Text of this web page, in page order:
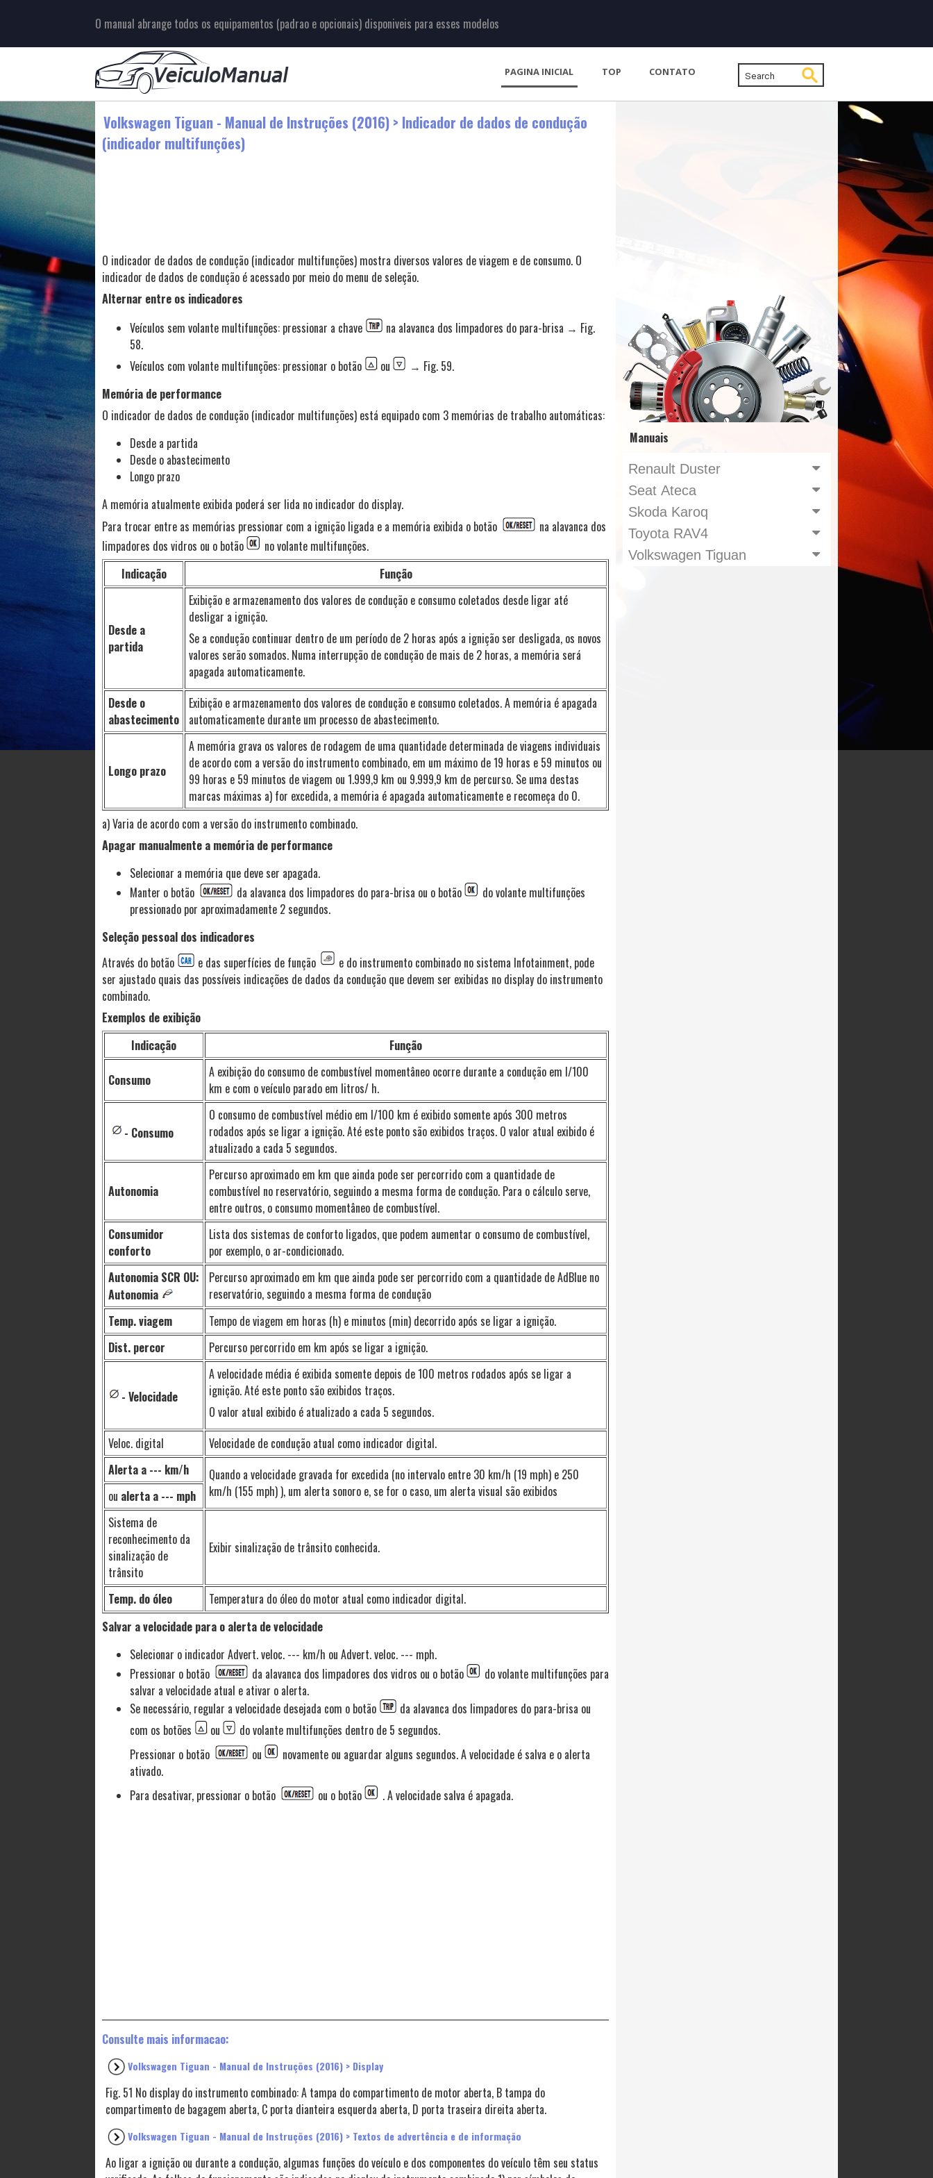
O manual abrange todos os equipamentos (padrao e opcionais) disponiveis para esses modelos
PAGINA INICIAL TOP CONTATO
Volkswagen Tiguan - Manual de Instruções (2016) > Indicador de dados de condução
(indicador multifunções)
O indicador de dados de condução (indicador multifunções) mostra diversos valores de viagem e de consumo. O
indicador de dados de condução é acessado por meio do menu de seleção.
Alternar entre os indicadores
Veículos sem volante multifunções: pressionar a chave
na alavanca dos limpadores do para-brisa → Fig.
58.
Veículos com volante multifunções: pressionar o botão
ou
→ Fig. 59.
Memória de performance
O indicador de dados de condução (indicador multifunções) está equipado com 3 memórias de trabalho automáticas:
Desde a partida
Desde o abastecimento
Longo prazo
A memória atualmente exibida poderá ser lida no indicador do display.
Para trocar entre as memórias pressionar com a ignição ligada e a memória exibida o botão
na alavanca dos
limpadores dos vidros ou o botão
no volante multifunções.
Indicação
Função
Desde a
partida
Exibição e armazenamento dos valores de condução e consumo coletados desde ligar até
desligar a ignição.
Se a condução continuar dentro de um período de 2 horas após a ignição ser desligada, os novos
valores serão somados. Numa interrupção de condução de mais de 2 horas, a memória será
apagada automaticamente.
Desde o
abastecimento
Exibição e armazenamento dos valores de condução e consumo coletados. A memória é apagada
automaticamente durante um processo de abastecimento.
Longo prazo
A memória grava os valores de rodagem de uma quantidade determinada de viagens individuais
de acordo com a versão do instrumento combinado, em um máximo de 19 horas e 59 minutos ou
99 horas e 59 minutos de viagem ou 1.999,9 km ou 9.999,9 km de percurso. Se uma destas
marcas máximas a) for excedida, a memória é apagada automaticamente e recomeça do 0.
a) Varia de acordo com a versão do instrumento combinado.
Apagar manualmente a memória de performance
Selecionar a memória que deve ser apagada.
Manter o botão
da alavanca dos limpadores do para-brisa ou o botão
do volante multifunções
pressionado por aproximadamente 2 segundos.
Seleção pessoal dos indicadores
Através do botão
e das superfícies de função
e do instrumento combinado no sistema Infotainment, pode
ser ajustado quais das possíveis indicações de dados da condução que devem ser exibidas no display do instrumento
combinado.
Exemplos de exibição
Indicação
Função
Consumo
A exibição do consumo de combustível momentâneo ocorre durante a condução em l/100
km e com o veículo parado em litros/ h.
- Consumo
O consumo de combustível médio em l/100 km é exibido somente após 300 metros
rodados após se ligar a ignição. Até este ponto são exibidos traços. O valor atual exibido é
atualizado a cada 5 segundos.
Autonomia
Percurso aproximado em km que ainda pode ser percorrido com a quantidade de
combustível no reservatório, seguindo a mesma forma de condução. Para o cálculo serve,
entre outros, o consumo momentâneo de combustível.
Consumidor
conforto
Lista dos sistemas de conforto ligados, que podem aumentar o consumo de combustível,
por exemplo, o ar-condicionado.
Autonomia SCR OU:
Autonomia
Percurso aproximado em km que ainda pode ser percorrido com a quantidade de AdBlue no
reservatório, seguindo a mesma forma de condução
Temp. viagem
Tempo de viagem em horas (h) e minutos (min) decorrido após se ligar a ignição.
Dist. percor
Percurso percorrido em km após se ligar a ignição.
- Velocidade
A velocidade média é exibida somente depois de 100 metros rodados após se ligar a
ignição. Até este ponto são exibidos traços.
O valor atual exibido é atualizado a cada 5 segundos.
Veloc. digital
Velocidade de condução atual como indicador digital.
Alerta a --- km/h
Quando a velocidade gravada for excedida (no intervalo entre 30 km/h (19 mph) e 250
km/h (155 mph) ), um alerta sonoro e, se for o caso, um alerta visual são exibidos
ou alerta a --- mph
Sistema de
reconhecimento da
sinalização de
trânsito
Exibir sinalização de trânsito conhecida.
Temp. do óleo
Temperatura do óleo do motor atual como indicador digital.
Salvar a velocidade para o alerta de velocidade
Selecionar o indicador Advert. veloc. --- km/h ou Advert. veloc. --- mph.
Pressionar o botão
da alavanca dos limpadores dos vidros ou o botão
do volante multifunções para
salvar a velocidade atual e ativar o alerta.
Se necessário, regular a velocidade desejada com o botão
da alavanca dos limpadores do para-brisa ou
com os botões
ou
do volante multifunções dentro de 5 segundos.
Pressionar o botão
ou
novamente ou aguardar alguns segundos. A velocidade é salva e o alerta
ativado.
Para desativar, pressionar o botão
ou o botão . A velocidade salva é apagada.
Consulte mais informacao:
Volkswagen Tiguan - Manual de Instruções (2016) > Display
Fig. 51 No display do instrumento combinado: A tampa do compartimento de motor aberta, B tampa do
compartimento de bagagem aberta, C porta dianteira esquerda aberta, D porta traseira direita aberta.
Volkswagen Tiguan - Manual de Instruções (2016) > Textos de advertência e de informação
Ao ligar a ignição ou durante a condução, algumas funções do veículo e dos componentes do veículo têm seu status
Manuais
Renault Duster
Seat Ateca
Skoda Karoq
Toyota RAV4
Volkswagen Tiguan